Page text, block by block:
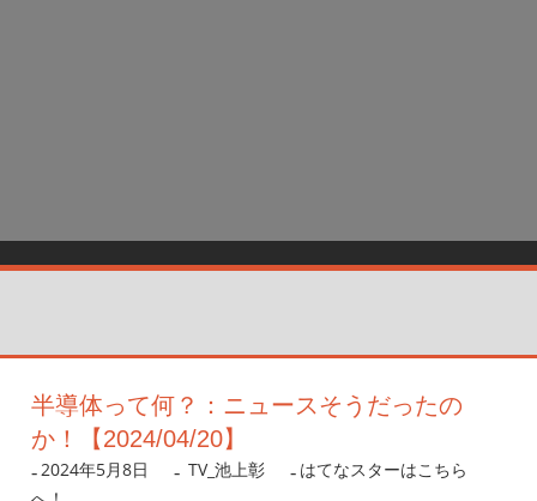
半導体って何？：ニュースそうだったの
か！【2024/04/20】
2024年5月8日 nanigoto
TV_池上彰
はてなスターはこちら